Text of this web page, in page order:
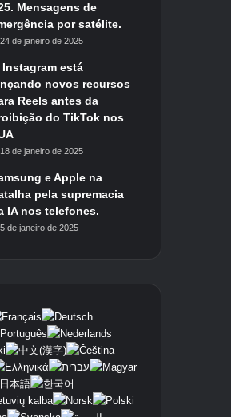
Mensagens de
por satélite.
24 de janeiro de 2025
Instagram está
novos recursos
Reels antes da
do TikTok nos
18 de janeiro de 2025
e Apple na
pela supremacia
IA ​​nos telefones.
5 de janeiro de 2025